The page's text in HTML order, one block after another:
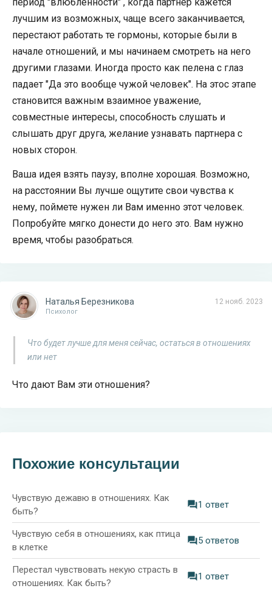
лучшим из возможных, чаще всего заканчивается,
перестают работать те гормоны, которые были в
начале отношений, и мы начинаем смотреть на него
другими глазами. Иногда просто как пелена с глаз
падает "Да это вообще чужой человек". На этос этапе
становится важным взаимное уважение,
совместные интересы, способность слушать и
слышать друг друга, желание узнавать партнера с
новых сторон.
Ваша идея взять паузу, вполне хорошая. Возможно,
на расстоянии Вы лучше ощутите свои чувства к
нему, поймете нужен ли Вам именно этот человек.
Попробуйте мягко донести до него это. Вам нужно
время, чтобы разобраться.
12 нояб. 2023
Наталья Березникова
Психолог
Что будет лучше для меня сейчас, остаться в отношениях
или нет
Что дают Вам эти отношения?
Похожие консультации
Чувствую дежавю в отношениях. Как
быть?
1 ответ
Чувствую себя в отношениях, как птица
в клетке
5 ответов
Перестал чувствовать некую страсть в
отношениях. Как быть?
1 ответ